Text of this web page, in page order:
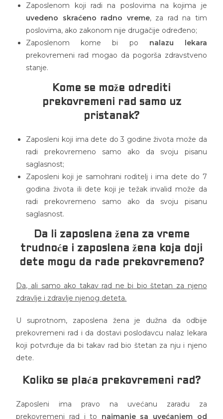
Zaposlenom koji radi na poslovima na kojima je
uvedeno skraćeno radno vreme, za rad na tim
poslovima, ako zakonom nije drugačije određeno;
Zaposlenom kome bi po nalazu lekara
prekovremeni rad mogao da pogorša zdravstveno
stanje.
Kome se može odrediti
prekovremeni rad samo uz
pristanak?
Zaposleni koji ima dete do 3 godine života može da
radi prekovremeno samo ako da svoju pisanu
saglasnost;
Zaposleni koji je samohrani roditelj i ima dete do 7
godina života ili dete koji je težak invalid može da
radi prekovremeno samo ako da svoju pisanu
saglasnost.
Da li zaposlena žena za vreme
trudnoće i zaposlena žena koja doji
dete mogu da rade prekovremeno?
Da, ali samo ako takav rad ne bi bio štetan za njeno
zdravlje i zdravlje njenog deteta.
U suprotnom, zaposlena žena je dužna da odbije
prekovremeni rad i da dostavi poslodavcu nalaz lekara
koji potvrđuje da bi takav rad bio štetan za nju i njeno
dete.
Koliko se plaća prekovremeni rad?
Zaposleni ima pravo na uvećanu zaradu za
prekovremeni rad i to najmanje sa uvećanjem od